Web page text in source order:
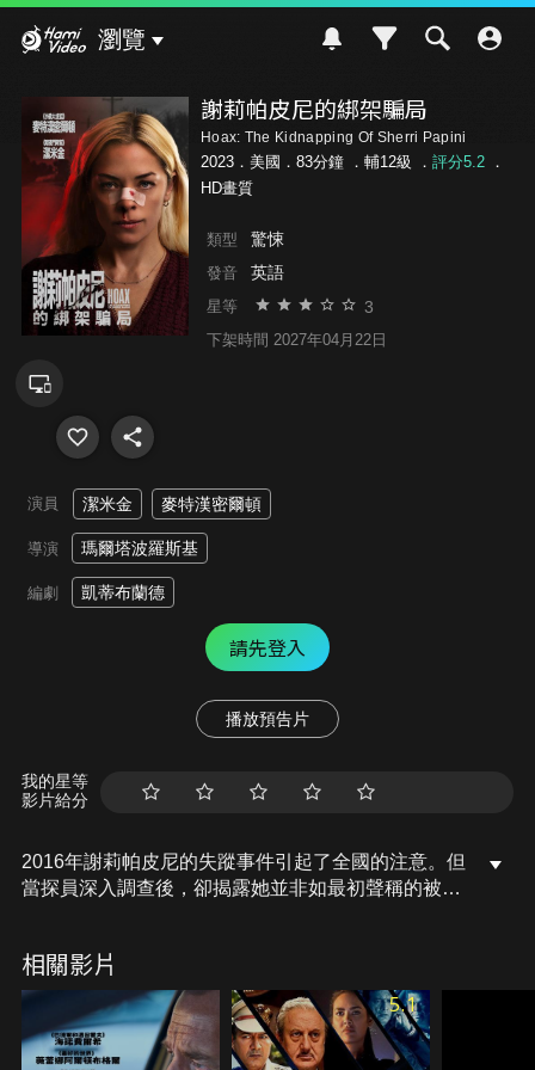
瀏覽
謝莉帕皮尼的綁架騙局
Hoax: The Kidnapping Of Sherri Papini
2023．美國．83分鐘 ． 輔12級 ． 評分5.2．
HD畫質
類型 驚悚
發音 英語
星等 3
下架時間 2027年04月22日
演員 潔米金 麥特漢密爾頓
導演 瑪爾塔波羅斯基
編劇 凱蒂布蘭德
請先登入
播放預告片
我的星等
影片給分
2016年謝莉帕皮尼的失蹤事件引起了全國的注意。但
當探員深入調查後，卻揭露她並非如最初聲稱的被綁
相關影片
5.1